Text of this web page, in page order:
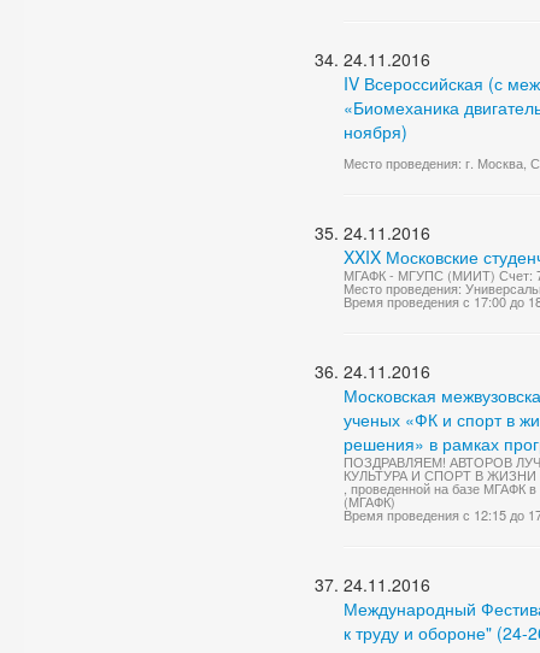
24.11.2016
IV Всероссийская (с
«Биомеханика
ноября)
Место проведения: г. Москва,
24.11.2016
XXIX Московские
МГАФК - МГУПС (МИИТ) Счет:
Место проведения:
Время проведения с 17:00 до
24.11.2016
Московская
ученых «ФК и спорт в
решения» в рамках
ПОЗДРАВЛЯЕМ! АВТОРОВ
КУЛЬТУРА И СПОРТ В
, проведенной на базе МГАФК
(МГАФК)
Время проведения с 12:15 до
24.11.2016
Международный
к труду и обороне" (24-